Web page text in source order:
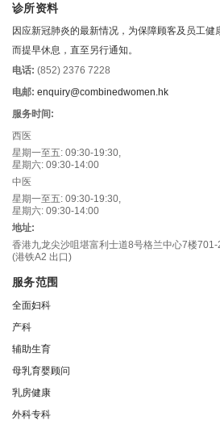
诊所资料
因应新冠肺炎的最新情况，为保障顾客及员工
而提早休息，直至另行通知。
电话: (852) 2376 7228
电邮: enquiry@combinedwomen.hk
服务时间:
西医
星期一至五: 09:30-19:30,
星期六: 09:30-14:00
中医
星期一至五: 09:30-19:30,
星期六: 09:30-14:00
地址:
香港九龙尖沙咀堪富利士道8号格兰中心7楼701-
(港铁A2 出口)
服务范围
全面妇科
产科
辅助生育
母乳育婴顾问
乳房健康
外科专科